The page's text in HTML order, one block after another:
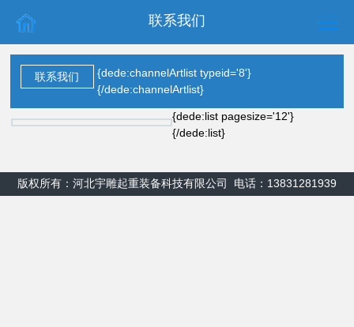
联系我们
{dede:channelArtlist typeid='8'}
联系我们
{/dede:channelArtlist}
{dede:list pagesize='12'}
{/dede:list}
版权所有：河北宇雕起重装备科技有限公司 电话：13831281939